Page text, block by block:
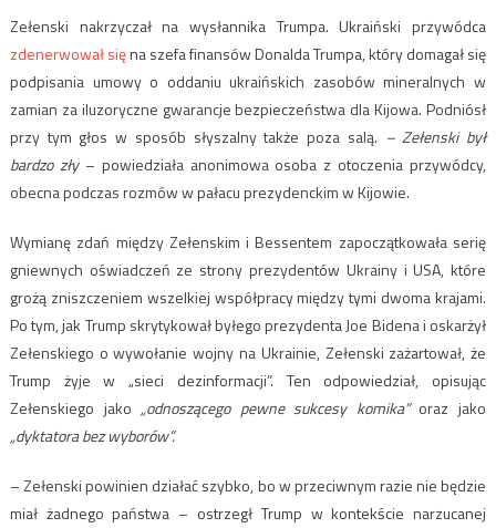
Zełenski nakrzyczał na wysłannika Trumpa. Ukraiński przywódca
zdenerwował sięna szefa finansów Donalda Trumpa, który domagał się
podpisania umowy o oddaniu ukraińskich zasobów mineralnych w
zamian za iluzoryczne gwarancje bezpieczeństwa dla Kijowa.Podniósł
przy tym głos w sposób słyszalny także poza salą. – Zełenski był
bardzo zły– powiedziała anonimowa osoba z otoczenia przywódcy,
obecna podczas rozmów w pałacu prezydenckim w Kijowie.
Wymianę zdań między Zełenskim i Bessentem zapoczątkowała serię
gniewnych oświadczeń ze strony prezydentów Ukrainy i USA, które
grożą zniszczeniem wszelkiej współpracy między tymi dwoma krajami.
Po tym, jak Trump skrytykował byłego prezydenta Joe Bidena i oskarżył
Zełenskiego o wywołanie wojny na Ukrainie, Zełenski zażartował, że
Trump żyje w „sieci dezinformacji”. Ten odpowiedział, opisując
Zełenskiego jako„odnoszącego pewne sukcesy komika”oraz jako
„dyktatora bez wyborów”.
– Zełenski powinien działać szybko, bo w przeciwnym razie nie będzie
miał żadnego państwa – ostrzegł Trump w kontekście narzucanej